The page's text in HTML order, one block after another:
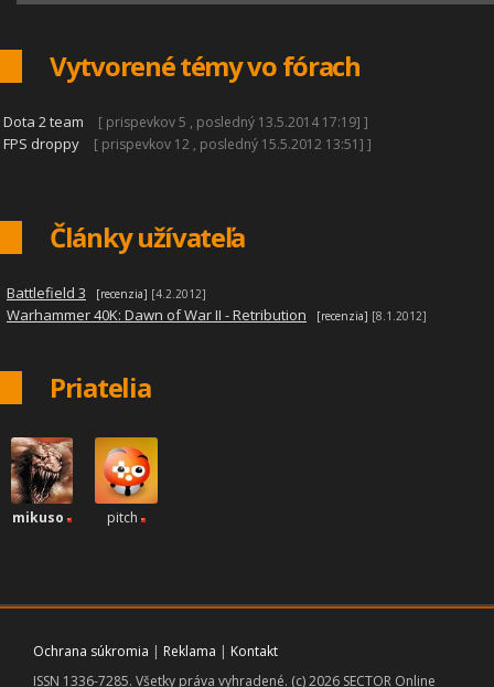
Vytvorené témy vo fórach
Dota 2 team [ prispevkov 5 , posledný 13.5.2014 17:19] ]
FPS droppy [ prispevkov 12 , posledný 15.5.2012 13:51] ]
Články užívateľa
Battlefield 3 [recenzia] [4.2.2012]
Warhammer 40K: Dawn of War II - Retribution [recenzia] [8.1.2012]
Priatelia
mikuso pitch
Ochrana súkromia | Reklama | Kontakt
ISSN 1336-7285. Všetky práva vyhradené. (c) 2026 SECTOR Online